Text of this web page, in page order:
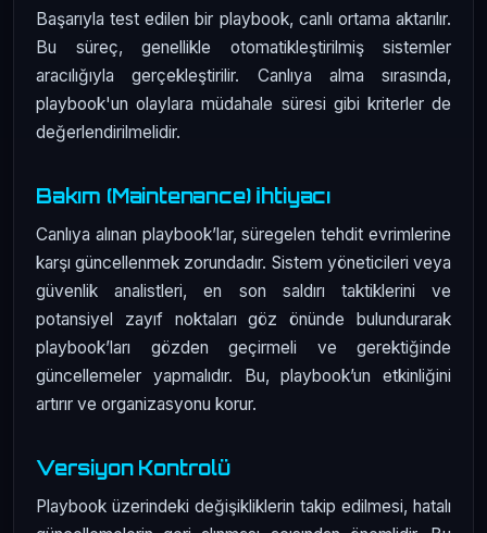
Başarıyla test edilen bir playbook, canlı ortama aktarılır.
Bu süreç, genellikle otomatikleştirilmiş sistemler
aracılığıyla gerçekleştirilir. Canlıya alma sırasında,
playbook'un olaylara müdahale süresi gibi kriterler de
değerlendirilmelidir.
Bakım (Maintenance) İhtiyacı
Canlıya alınan playbook’lar, süregelen tehdit evrimlerine
karşı güncellenmek zorundadır. Sistem yöneticileri veya
güvenlik analistleri, en son saldırı taktiklerini ve
potansiyel zayıf noktaları göz önünde bulundurarak
playbook’ları gözden geçirmeli ve gerektiğinde
güncellemeler yapmalıdır. Bu, playbook’un etkinliğini
artırır ve organizasyonu korur.
Versiyon Kontrolü
Playbook üzerindeki değişikliklerin takip edilmesi, hatalı